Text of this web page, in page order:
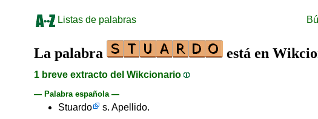
Listas de palabras
La palabra está en
1 breve extracto del Wikcionario
— Palabra española —
Stuardo s. Apellido.